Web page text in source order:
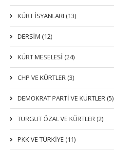
KÜRT İSYANLARI (13)
DERSIM (12)
KÜRT MESELESİ (24)
CHP VE KÜRTLER (3)
DEMOKRAT PARTI VE KÜRTLER (5)
TURGUT ÖZAL VE KÜRTLER (2)
PKK VE TÜRKIYE (11)